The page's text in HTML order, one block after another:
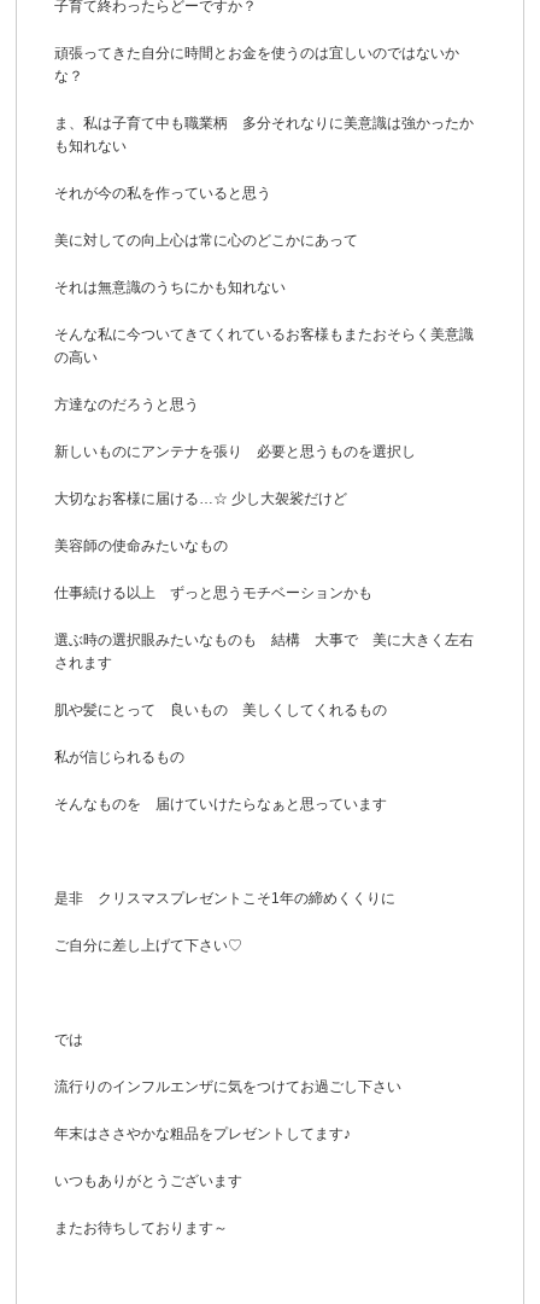
子育て終わったらどーですか？
頑張ってきた自分に時間とお金を使うのは宜しいのではないか
な？
ま、私は子育て中も職業柄 多分それなりに美意識は強かったか
も知れない
それが今の私を作っていると思う
美に対しての向上心は常に心のどこかにあって
それは無意識のうちにかも知れない
そんな私に今ついてきてくれているお客様もまたおそらく美意識
の高い
方達なのだろうと思う
新しいものにアンテナを張り 必要と思うものを選択し
大切なお客様に届ける…☆ 少し大袈裟だけど
美容師の使命みたいなもの
仕事続ける以上 ずっと思うモチベーションかも
選ぶ時の選択眼みたいなものも 結構 大事で 美に大きく左右
されます
肌や髪にとって 良いもの 美しくしてくれるもの
私が信じられるもの
そんなものを 届けていけたらなぁと思っています
是非 クリスマスプレゼントこそ1年の締めくくりに
ご自分に差し上げて下さい♡
では
流行りのインフルエンザに気をつけてお過ごし下さい
年末はささやかな粗品をプレゼントしてます♪
いつもありがとうございます
またお待ちしております～